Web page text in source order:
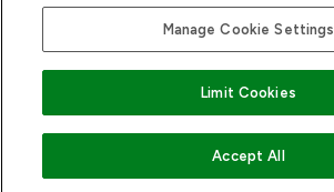
Pay with
Manage Cookie Settings
Limit Cookies
Accept All